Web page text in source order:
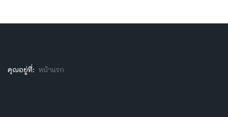
คุณอยู่ที่: หน้าแรก